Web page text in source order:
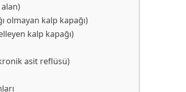
olmayan kalp kapağı)
kalp kapağı)
asit reflüsü)